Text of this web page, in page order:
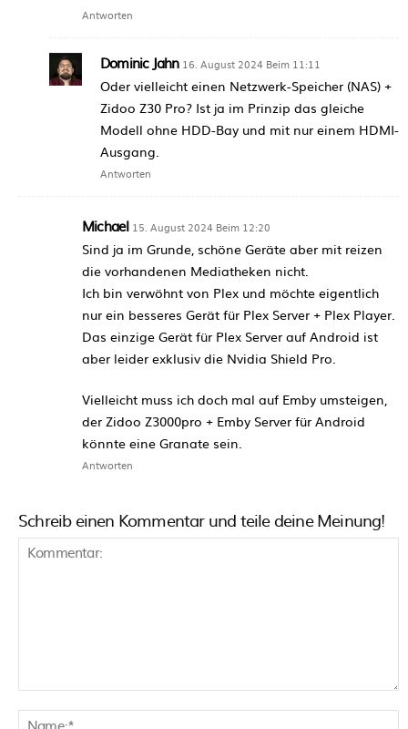
Antworten
Dominic Jahn 16. August 2024 Beim 11:11
Oder vielleicht einen Netzwerk-Speicher (NAS) +
Zidoo Z30 Pro? Ist ja im Prinzip das gleiche
Modell ohne HDD-Bay und mit nur einem HDMI-
Ausgang.
Antworten
Michael 15. August 2024 Beim 12:20
Sind ja im Grunde, schöne Geräte aber mit reizen
die vorhandenen Mediatheken nicht.
Ich bin verwöhnt von Plex und möchte eigentlich
nur ein besseres Gerät für Plex Server + Plex Player.
Das einzige Gerät für Plex Server auf Android ist
aber leider exklusiv die Nvidia Shield Pro.
Vielleicht muss ich doch mal auf Emby umsteigen,
der Zidoo Z3000pro + Emby Server für Android
könnte eine Granate sein.
Antworten
Schreib einen Kommentar und teile deine Meinung!